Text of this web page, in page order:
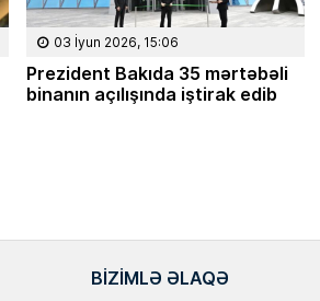
03 İyun 2026, 15:06
Prezident Bakıda 35 mərtəbəli
binanın açılışında iştirak edib
BIZIMLƏ ƏLAQƏ